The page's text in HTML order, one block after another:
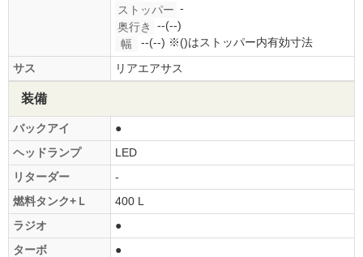
ストッパー -
奥行き
--(--)
幅
--(--) ※()はストッパー内有効寸法
サス
リアエアサス
装備
バックアイ
●
ヘッドランプ
LED
リターダー
-
燃料タンク+Ｌ
400 L
ラジオ
●
ターボ
●